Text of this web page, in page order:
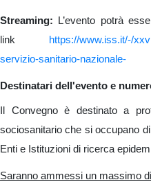
Streaming: L’evento potrà
link
https://www.iss.it/-/
servizio-sanitario-nazionale-
Destinatari dell'evento e
Il Convegno è destinato a
sociosanitario che si occupano
Enti e Istituzioni di ricerca
Saranno ammessi un massimo di